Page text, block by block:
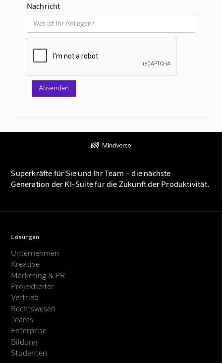
Nachricht
Superkräfte für Sie und Ihr Team – die nächste
Generation der KI-Suite für die Zukunft der Produktivität.
Lösungen
Unternehmen
Kreative
Marketing & PR
Projektleiter
Vertrieb
Rechtswesen
Teams
Enterprise
Bildung
Studenten